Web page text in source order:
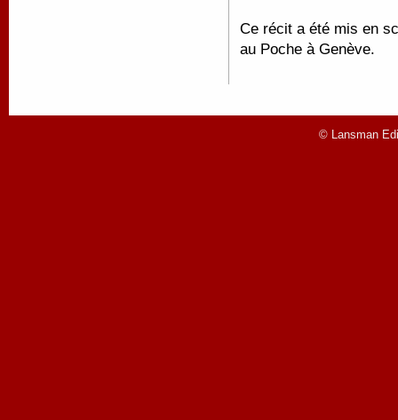
Ce récit a été mis en
au Poche à Genève.
© Lansman